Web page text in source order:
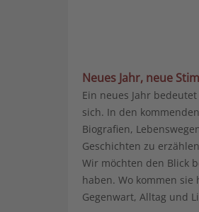
Neues Jahr, neue
Ein neues Jahr
sich. In den
Biografien,
Geschichten zu
Wir möchten den Blick
haben. Wo kommen
Gegenwart, Alltag und